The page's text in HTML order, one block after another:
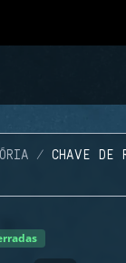
CHAVE DE